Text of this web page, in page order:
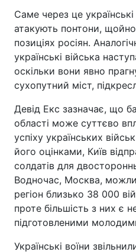
Саме через це
атакують понтони,
позиціях росіян.
українські війська
оскільки вони явно
сухопутний міст,
Девід Екс зазначає, що
області може суттєво
успіху українських
його оцінками, Київ
солдатів для
Водночас, Москва,
регіон близько 38 000
проте більшість з них є
підготовленими
Українські воїни